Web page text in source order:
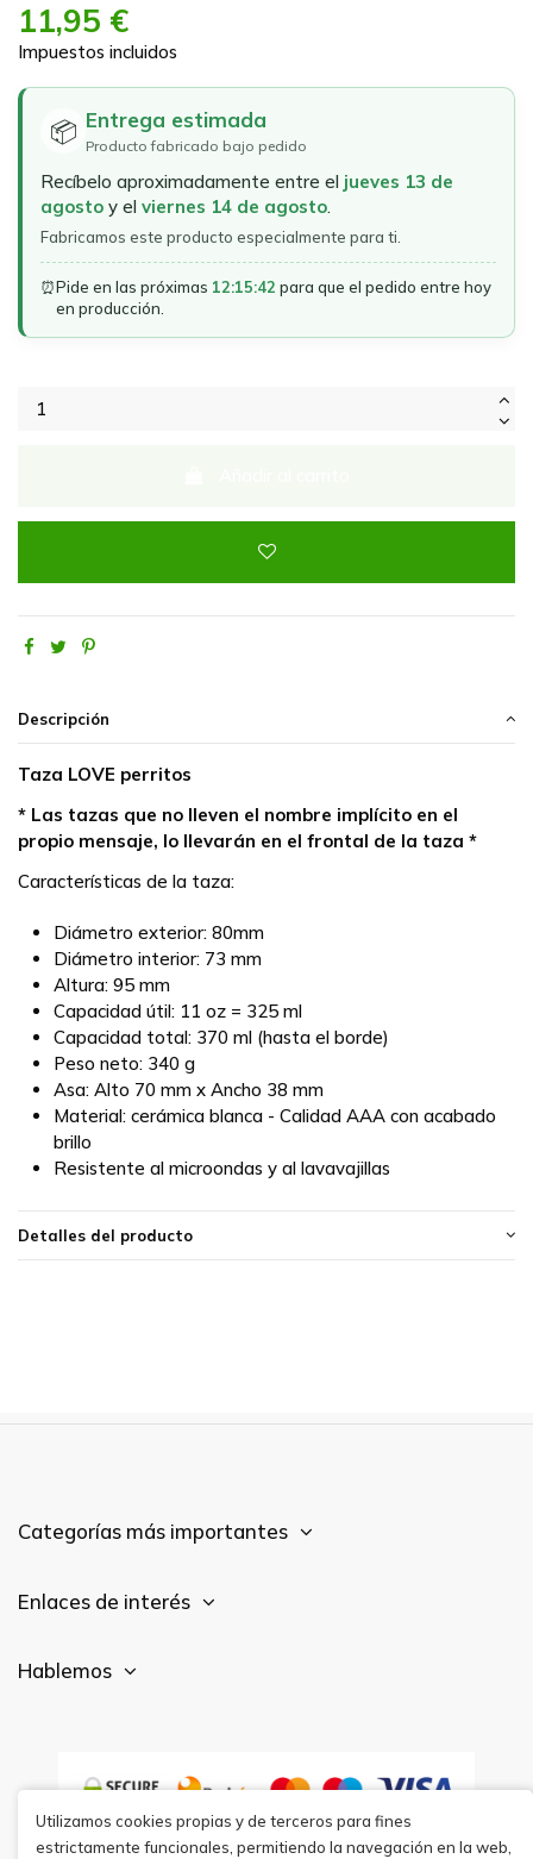
11,95 €
Impuestos incluidos
📦 Entrega estimada
Producto fabricado bajo pedido
Recíbelo aproximadamente entre el jueves 13 de
agosto y el viernes 14 de agosto.
Fabricamos este producto especialmente para ti.
⏰Pide en las próximas 12:15:42 para que el pedido entre hoy
en producción.
Descripción
Taza LOVE perritos
* Las tazas que no lleven el nombre implícito en el
propio mensaje, lo llevarán en el frontal de la taza *
Características de la taza:
Diámetro exterior: 80mm
Diámetro interior: 73 mm
Altura: 95 mm
Capacidad útil: 11 oz = 325 ml
Capacidad total: 370 ml (hasta el borde)
Peso neto: 340 g
Asa: Alto 70 mm x Ancho 38 mm
Material: cerámica blanca - Calidad AAA con acabado
brillo
Resistente al microondas y al lavavajillas
Detalles del producto
Categorías más importantes
Enlaces de interés
Hablemos
Utilizamos cookies propias y de terceros para fines
estrictamente funcionales, permitiendo la navegación en la web,